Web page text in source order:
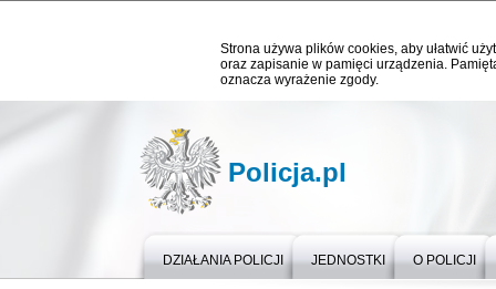
Strona używa plików cookies, aby ułatwić
oraz zapisanie w pamięci urządzenia.
oznacza wyrażenie zgody.
Policja.pl
DZIAŁANIA POLICJI JEDNOSTKI O POLICJI